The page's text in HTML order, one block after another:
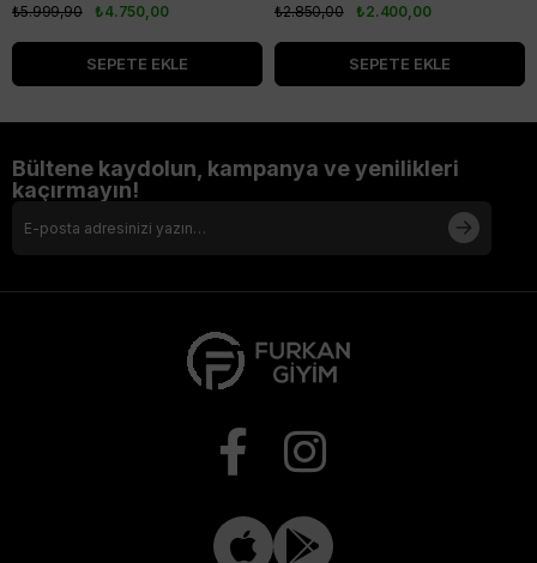
₺4.750,00
₺5.999,90
SEPETE EKLE
₺2.400,00
₺2.850,00
SEPETE EKLE
Bültene kaydolun, kampanya ve yenilikleri
kaçırmayın!